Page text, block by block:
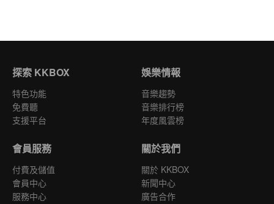
探索 KKBOX
特色功能
免費聽
支援平台
娛樂情報
音樂趨勢
音樂排行榜
年度風雲榜
會員服務
付費及儲值
會員中心
服務中心
關於我們
關於 KKBOX
新聞中心
廣告合作